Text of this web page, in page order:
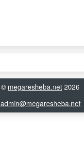
© megaresheba.net 2026
admin@megaresheba.net